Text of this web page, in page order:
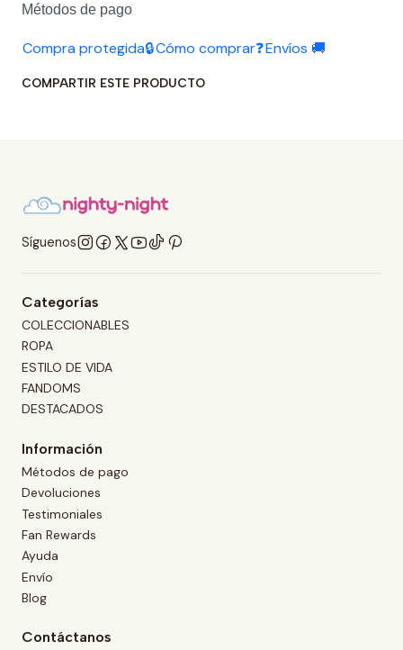
Métodos de pago
Compra protegida🔒Cómo comprar❓Envíos 🚚
COMPARTIR ESTE PRODUCTO
Síguenos
Categorías
COLECCIONABLES
ROPA
ESTILO DE VIDA
FANDOMS
DESTACADOS
Información
Métodos de pago
Devoluciones
Testimoniales
Fan Rewards
Ayuda
Envío
Blog
Contáctanos